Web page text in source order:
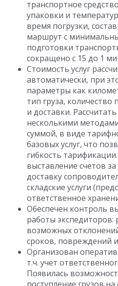
транспортное
упаковки и
время погрузки,
маршрут с
подготовки
сокращено с 15 до 1
Стоимость услуг
автоматически, при
параметры как
тип груза, количество
и доставки.
несколькими
суммой, в виде
базовых услуг, что
гибкость
выставление счетов
доставку
складские услуги
ответственное
Обеспечен контроль
работы экспедиторов:
возможных
сроков, повреждений
Организован
т.ч. учет
Появилась